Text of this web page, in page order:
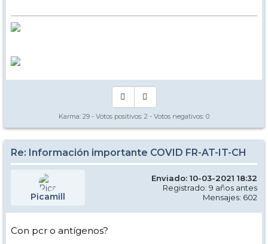
Karma: 29 - Votos positivos: 2 - Votos negativos: 0
Re: Información importante COVID FR-AT-IT-CH
Picamill
Enviado: 10-03-2021 18:32
Registrado: 9 años antes
Mensajes: 602
Con pcr o antígenos?